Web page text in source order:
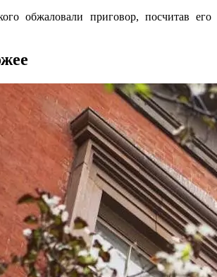
обжаловали приговор, посчитав его